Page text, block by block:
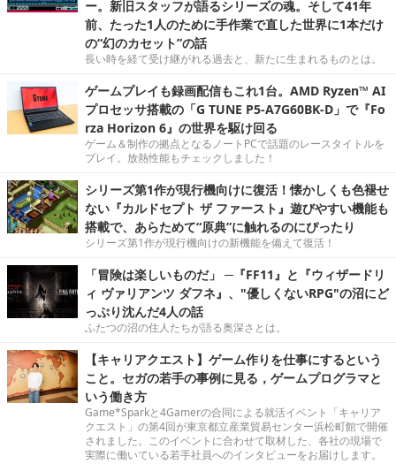
ー。新旧スタッフが語るシリーズの魂。そして41年
前、たった1人のために手作業で直した世界に1本だけ
の“幻のカセット”の話
長い時を経て受け継がれる過去と、新たに生まれるものとは。
ゲームプレイも録画配信もこれ1台。AMD Ryzen™ AI
プロセッサ搭載の「G TUNE P5-A7G60BK-D」で『Fo
rza Horizon 6』の世界を駆け回る
ゲーム＆制作の拠点となるノートPCで話題のレースタイトルを
プレイ。放熱性能もチェックしました！
シリーズ第1作が現行機向けに復活！懐かしくも色褪せ
ない『カルドセプト ザ ファースト』遊びやすい機能も
搭載で、あらためて“原典”に触れるのにぴったり
シリーズ第1作が現行機向けの新機能を備えて復活！
「冒険は楽しいものだ」 ─『FF11』と『ウィザードリ
ィ ヴァリアンツ ダフネ』、"優しくないRPG"の沼にど
っぷり沈んだ4人の話
ふたつの沼の住人たちが語る奥深さとは。
【キャリアクエスト】ゲーム作りを仕事にするという
こと。セガの若手の事例に見る，ゲームプログラマと
いう働き方
Game*Sparkと4Gamerの合同による就活イベント「キャリア
クエスト」の第4回が東京都立産業貿易センター浜松町館で開催
されました。このイベントに合わせて取材した、各社の現場で
実際に働いている若手社員へのインタビューをお届けします。